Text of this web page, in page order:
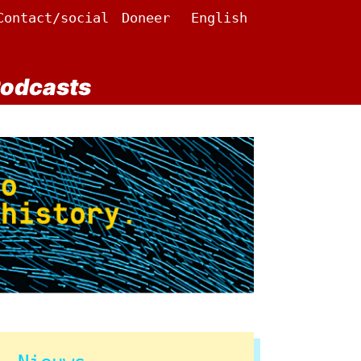
social Doneer English